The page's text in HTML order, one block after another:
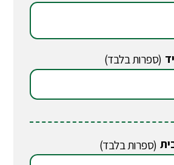
(ספרות בלבד)
(ספרות בלבד)